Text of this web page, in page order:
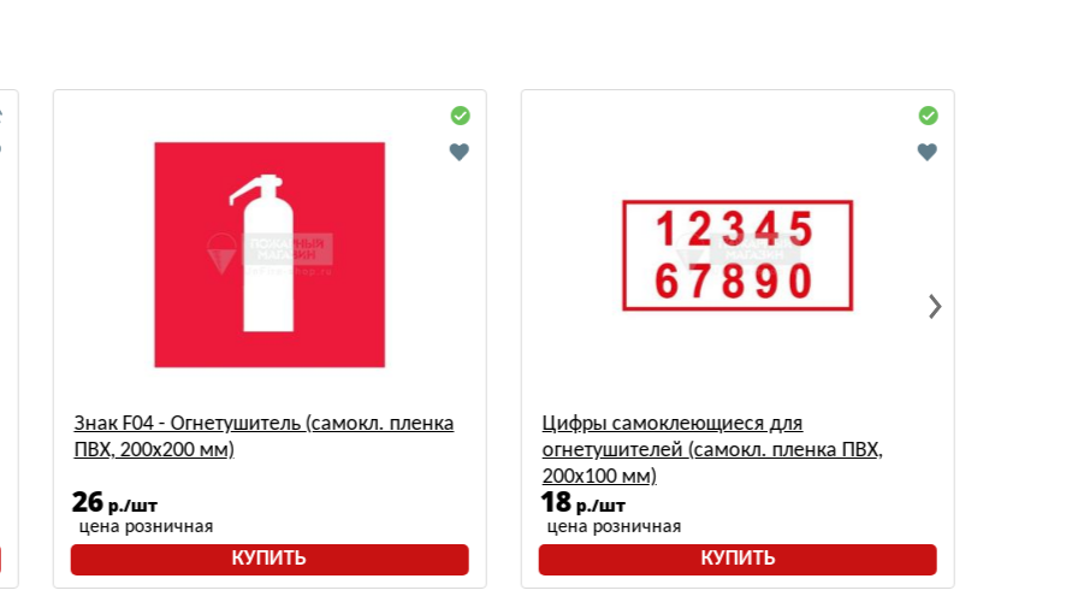
Знак F04 - Огнетушитель (самокл. пленка
ПВХ, 200х200 мм)
26 р./шт
цена розничная
КУПИТЬ
Цифры самоклеющиеся для
огнетушителей (самокл. пленка ПВХ,
200х100 мм)
18 р./шт
цена розничная
КУПИТЬ